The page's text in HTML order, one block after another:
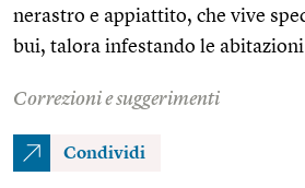
nerastro e appiattito, che vive
bui, talora infestando le abitazioni
Correzioni e suggerimenti
Condividi